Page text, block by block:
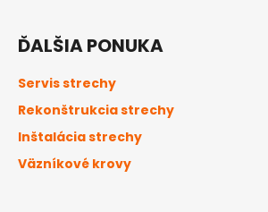
ĎALŠIA PONUKA
Servis strechy
Rekonštrukcia strechy
Inštalácia strechy
Väzníkové krovy